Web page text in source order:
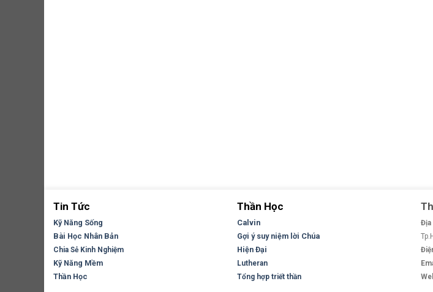
Tin Tức
Kỹ Năng Sống
Bài Học Nhân Bản
Chia Sẻ Kinh Nghiệm
Kỹ Năng Mềm
Thần Học
Thần Học
Calvin
Gợi ý suy niệm lời Chúa
Hiện Đại
Lutheran
Tổng hợp triết thần
Địa